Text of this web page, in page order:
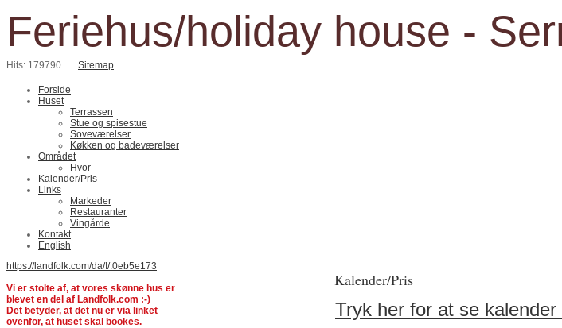
Feriehus/holiday house -
Hits: 179790 Sitemap
Forside
Huset
Terrassen
Stue og spisestue
Soveværelser
Køkken og badeværelser
Området
Hvor
Kalender/Pris
Links
Markeder
Restauranter
Vingårde
Kontakt
English
https://landfolk.com/da/I/.0eb5e173
Vi er stolte af, at vores skønne hus er
blevet en del af Landfolk.com :-)
Det betyder, at det nu er via linket
ovenfor, at huset skal bookes.
Kalender/Pris
Tryk her for at se kalender